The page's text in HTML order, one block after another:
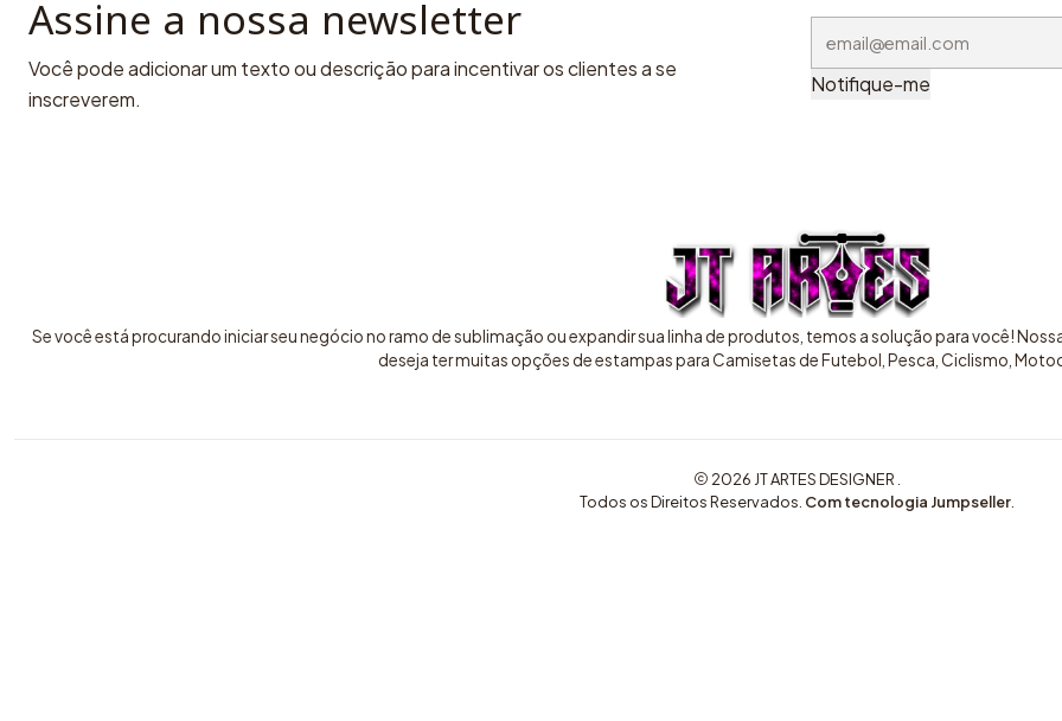
Assine a nossa newsletter
Você pode adicionar um texto ou descrição para incentivar os clientes a se
inscreverem.
Notifique-me
Se você está procurando iniciar seu negócio no ramo de sublimação ou expandir sua linha de produtos, temos a solução para você!
deseja ter muitas opções de estampas para Camisetas de Futebol, Pesca, Ciclismo,
2026 JT ARTES DESIGNER .
Todos os Direitos Reservados. Com tecnologia Jumpseller.